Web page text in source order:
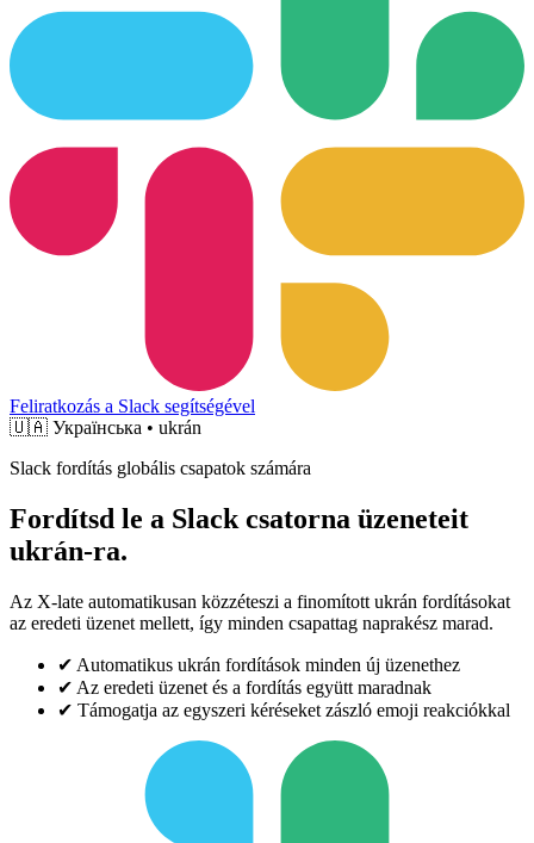
Feliratkozás a Slack segítségével
🇺🇦 Українська • ukrán
Slack fordítás globális csapatok számára
Fordítsd le a Slack csatorna üzeneteit
ukrán-ra.
Az X-late automatikusan közzéteszi a finomított ukrán fordításokat
az eredeti üzenet mellett, így minden csapattag naprakész marad.
✔ Automatikus ukrán fordítások minden új üzenethez
✔ Az eredeti üzenet és a fordítás együtt maradnak
✔ Támogatja az egyszeri kéréseket zászló emoji reakciókkal